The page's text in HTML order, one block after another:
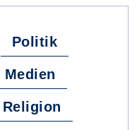
Politik
Medien
Religion